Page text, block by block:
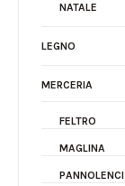
NATALE
LEGNO
MERCERIA
FELTRO
MAGLINA
PANNOLENCI